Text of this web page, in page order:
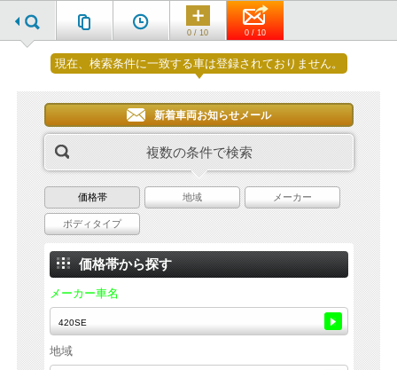
0 / 10 0 / 10
現在、検索条件に一致する車は登録されておりません。
新着車両お知らせメール
複数の条件で検索
価格帯 地域 メーカー
ボディタイプ
価格帯から探す
メーカー車名
地域